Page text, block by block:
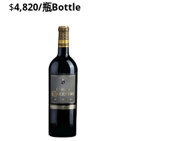
$4,820/瓶Bottle